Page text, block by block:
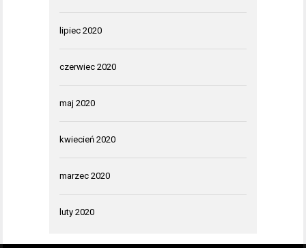
lipiec 2020
czerwiec 2020
maj 2020
kwiecień 2020
marzec 2020
luty 2020